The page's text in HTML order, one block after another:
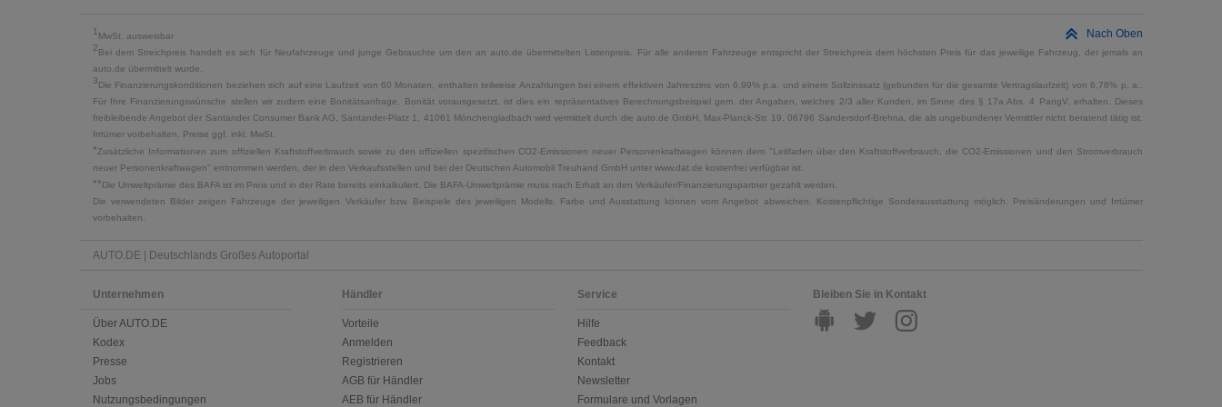
Nach Oben
1 MwSt. ausweisbar
2Bei dem Streichpreis handelt es sich für Neufahrzeuge und junge Gebrauchte um den an auto.de übermittelten Listenpreis. Für alle anderen Fahrzeuge entspricht der Streichpreis dem höchsten Preis für das jeweilige Fahrzeug, der jemals an
auto.de übermittelt wurde.
3Die Finanzierungskonditionen beziehen sich auf eine Laufzeit von 60 Monaten, enthalten teilweise Anzahlungen bei einem effektiven Jahreszins von 6,99% p.a. und einem Sollzinssatz (gebunden für die gesamte Vertragslaufzeit) von 6,78% p. a..
Für Ihre Finanzierungswünsche stellen wir zudem eine Bonitätsanfrage. Bonität vorausgesetzt, ist dies ein repräsentatives Berechnungsbeispiel gem. der Angaben, welches 2/3 aller Kunden, im Sinne des § 17a Abs. 4 PangV, erhalten. Dieses
freibleibende Angebot der Santander Consumer Bank AG, Santander-Platz 1, 41061 Mönchengladbach wird vermittelt durch die auto.de GmbH, Max-Planck-Str. 19, 06796 Sandersdorf-Brehna, die als ungebundener Vermittler nicht beratend tätig ist.
Irrtümer vorbehalten. Preise ggf. inkl. MwSt.
*Zusätzliche Informationen zum offiziellen Kraftstoffverbrauch sowie zu den offiziellen spezifischen CO2-Emissionen neuer Personenkraftwagen können dem "Leitfaden über den Kraftstoffverbrauch, die CO2-Emissionen und den Stromverbrauch
neuer Personenkraftwagen" entnommen werden, der in den Verkaufsstellen und bei der Deutschen Automobil Treuhand GmbH unter www.dat.de kostenfrei verfügbar ist.
**Die Umweltprämie des BAFA ist im Preis und in der Rate bereits einkalkuliert. Die BAFA-Umweltprämie muss nach Erhalt an den Verkäufer/Finanzierungspartner gezahlt werden.
Die verwendeten Bilder zeigen Fahrzeuge der jeweiligen Verkäufer bzw. Beispiele des jeweiligen Modells. Farbe und Ausstattung können vom Angebot abweichen. Kostenpflichtige Sonderausstattung möglich. Preisänderungen und Irrtümer
vorbehalten.
AUTO.DE | Deutschlands Großes Autoportal
Unternehmen
Über AUTO.DE
Kodex
Presse
Jobs
Nutzungsbedingungen
Händler
Vorteile
Anmelden
Registrieren
AGB für Händler
AEB für Händler
Service
Hilfe
Feedback
Kontakt
Newsletter
Formulare und Vorlagen
Bleiben Sie in Kontakt